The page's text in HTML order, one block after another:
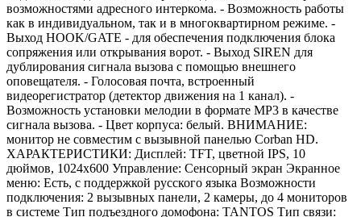
возможностями адресного интеркома. - Возможность работы
как в индивидуальном, так и в многоквартирном режиме. -
Выход HOOK/GATE - для обеспечения подключения блока
сопряжения или открывания ворот. - Выход SIREN для
дублирования сигнала вызова с помощью внешнего
оповещателя. - Голосовая почта, встроенный
видеорегистратор (детектор движения на 1 канал). -
Возможность установки мелодии в формате MP3 в качестве
сигнала вызова. - Цвет корпуса: белый. ВНИМАНИЕ:
монитор не совместим с вызывной панелью Corban HD.
ХАРАКТЕРИСТИКИ: Дисплей: TFT, цветной IPS, 10
дюймов, 1024х600 Управление: Сенсорный экран Экранное
меню: Есть, с поддержкой русского языка Возможности
подключения: 2 вызывных панели, 2 камеры, до 4 мониторов
в системе Тип подъездного домофона: TANTOS Тип связи: